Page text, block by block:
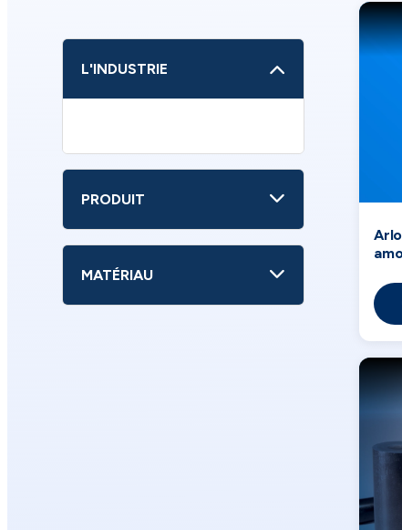
L'INDUSTRIE
PRODUIT
MATÉRIAU